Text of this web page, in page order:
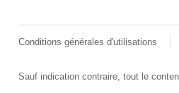
Conditions générales d'utilisations
Sauf indication contraire, tout le